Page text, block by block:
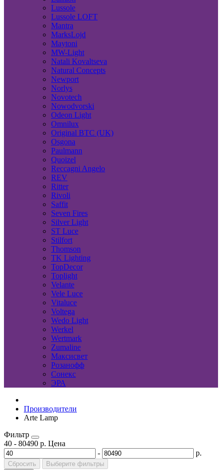
Lussole
Lussole LOFT
Mantra
MarksLojd
Maytoni
MW-Light
Natali Kovaltseva
Natural Concepts
Newport
Norlys
Novotech
Nowodvorski
Odeon Light
Omnilux
Original BTC (UK)
Osgona
Paulmann
Quoizel
Reccagni Angelo
REV
Ritter
Rivoli
Saffit
Seven Fires
Silver Light
ST Luce
Stilfort
Thomson
TK Lighting
TopDecor
Toplight
Velante
Vele Luce
Vitaluce
Voltega
Wedo Light
Werkel
Wertmark
Zumaline
Максисвет
Розанофф
Сонекс
ЭРА
Производители
Arte Lamp
Фильтр
40 - 80490 р. Цена
-
р.
Сбросить
Выберите фильтры